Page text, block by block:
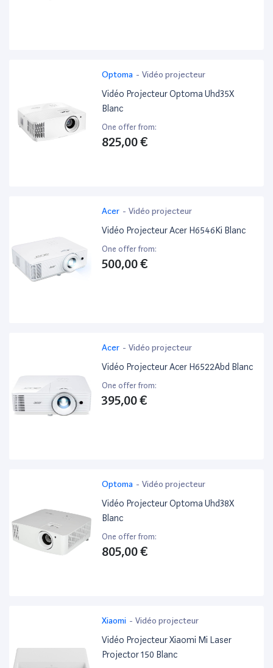
Optoma - Vidéo projecteur
Vidéo Projecteur Optoma Uhd35X
Blanc
One offer from:
825,00 €
Acer - Vidéo projecteur
Vidéo Projecteur Acer H6546Ki Blanc
One offer from:
500,00 €
Acer - Vidéo projecteur
Vidéo Projecteur Acer H6522Abd Blanc
One offer from:
395,00 €
Optoma - Vidéo projecteur
Vidéo Projecteur Optoma Uhd38X
Blanc
One offer from:
805,00 €
Xiaomi - Vidéo projecteur
Vidéo Projecteur Xiaomi Mi Laser
Projector 150 Blanc